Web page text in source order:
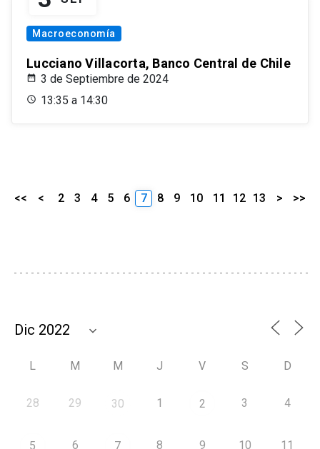
Macroeconomía
Lucciano Villacorta, Banco Central de Chile
3 de Septiembre de 2024
13:35 a 14:30
<< < 2 3 4 5 6 7 8 9 10 11 12 13 > >>
L M M J V S D
28 29 30 1 2 3 4
5 6 7 8 9 10 11